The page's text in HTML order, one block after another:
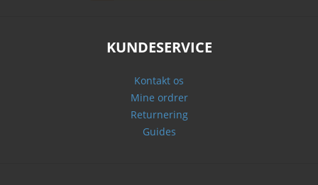
KUNDESERVICE
Kontakt os
Mine ordrer
Returnering
Guides